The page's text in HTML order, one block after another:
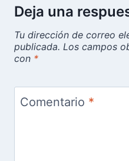
Deja una
Tu dirección de correo
publicada. Los campos
con *
Comentario *